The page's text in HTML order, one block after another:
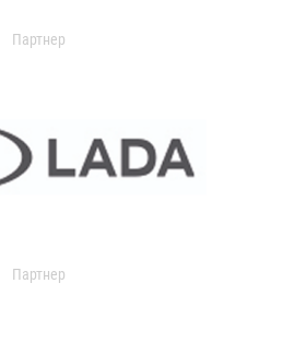
Партнер
Партнер